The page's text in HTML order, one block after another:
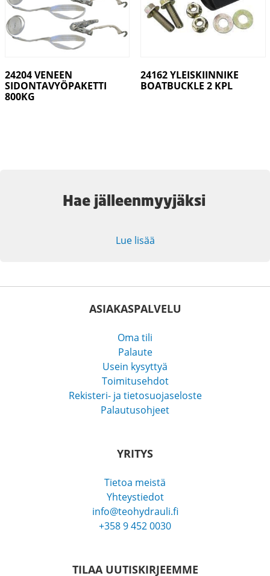
24204 VENEEN
SIDONTAVYÖPAKETTI
800KG
24162 YLEISKIINNIKE
BOATBUCKLE 2 KPL
Hae jälleenmyyjäksi
Lue lisää
ASIAKASPALVELU
Oma tili
Palaute
Usein kysyttyä
Toimitusehdot
Rekisteri- ja tietosuojaseloste
Palautusohjeet
YRITYS
Tietoa meistä
Yhteystiedot
info@teohydrauli.fi
+358 9 452 0030
TILAA UUTISKIRJEEMME